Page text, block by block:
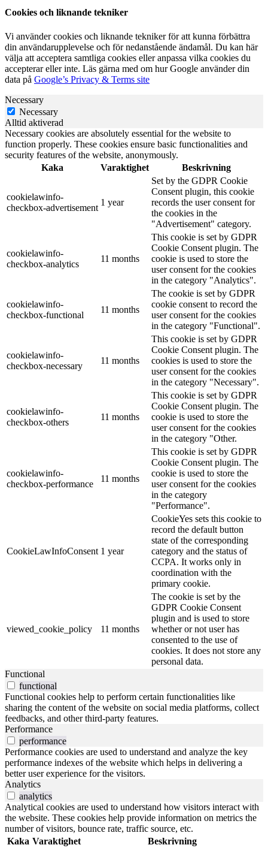
Cookies och liknande tekniker
Vi använder cookies och liknande tekniker för att kunna förbättra
din användarupplevelse och för nedanstående ändamål. Du kan här
välja att acceptera samtliga cookies eller anpassa vilka cookies du
accepterar eller inte. Läs gärna med om hur Google använder din
data på Google’s Privacy & Terms site
Necessary
Necessary
Alltid aktiverad
Necessary cookies are absolutely essential for the website to
function properly. These cookies ensure basic functionalities and
security features of the website, anonymously.
Kaka
Varaktighet Beskrivning
cookielawinfo-
checkbox-advertisement
1 year
Set by the GDPR Cookie
Consent plugin, this cookie
records the user consent for
the cookies in the
"Advertisement" category.
cookielawinfo-
checkbox-analytics
11 months
This cookie is set by GDPR
Cookie Consent plugin. The
cookie is used to store the
user consent for the cookies
in the category "Analytics".
cookielawinfo-
checkbox-functional
11 months
The cookie is set by GDPR
cookie consent to record the
user consent for the cookies
in the category "Functional".
cookielawinfo-
checkbox-necessary
11 months
This cookie is set by GDPR
Cookie Consent plugin. The
cookies is used to store the
user consent for the cookies
in the category "Necessary".
cookielawinfo-
checkbox-others
11 months
This cookie is set by GDPR
Cookie Consent plugin. The
cookie is used to store the
user consent for the cookies
in the category "Other.
cookielawinfo-
checkbox-performance
11 months
This cookie is set by GDPR
Cookie Consent plugin. The
cookie is used to store the
user consent for the cookies
in the category
"Performance".
CookieLawInfoConsent 1 year
CookieYes sets this cookie to
record the default button
state of the corresponding
category and the status of
CCPA. It works only in
coordination with the
primary cookie.
viewed_cookie_policy 11 months
The cookie is set by the
GDPR Cookie Consent
plugin and is used to store
whether or not user has
consented to the use of
cookies. It does not store any
personal data.
Functional
functional
Functional cookies help to perform certain functionalities like
sharing the content of the website on social media platforms, collect
feedbacks, and other third-party features.
Performance
performance
Performance cookies are used to understand and analyze the key
performance indexes of the website which helps in delivering a
better user experience for the visitors.
Analytics
analytics
Analytical cookies are used to understand how visitors interact with
the website. These cookies help provide information on metrics the
number of visitors, bounce rate, traffic source, etc.
Kaka Varaktighet
Beskrivning